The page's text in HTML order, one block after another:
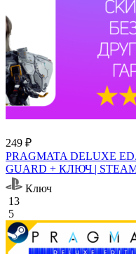
249 ₽
PRAGMATA DELUXE
GUARD + КЛЮЧ |
Ключ
13
5